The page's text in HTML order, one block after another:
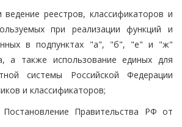
реестров, классификаторов и
при реализации функций и
в подпунктах "а", "б", "е" и "ж"
а также использование единых для
системы Российской Федерации
и классификаторов;
Правительства РФ от